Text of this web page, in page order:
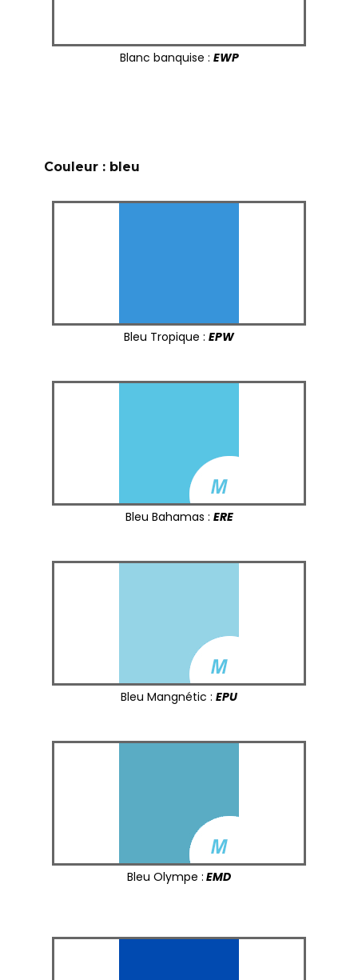
Blanc banquise : EWP
Couleur : bleu
Bleu Tropique : EPW
Bleu Bahamas : ERE
Bleu Mangnétic : EPU
Bleu Olympe : EMD